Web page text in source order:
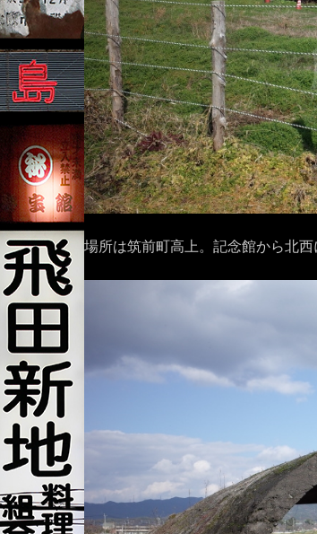
場所は筑前町高上。記念館から北